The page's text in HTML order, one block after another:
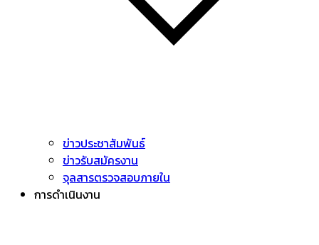
ข่าวประชาสัมพันธ์
ข่าวรับสมัครงาน
จุลสารตรวจสอบภายใน
การดำเนินงาน